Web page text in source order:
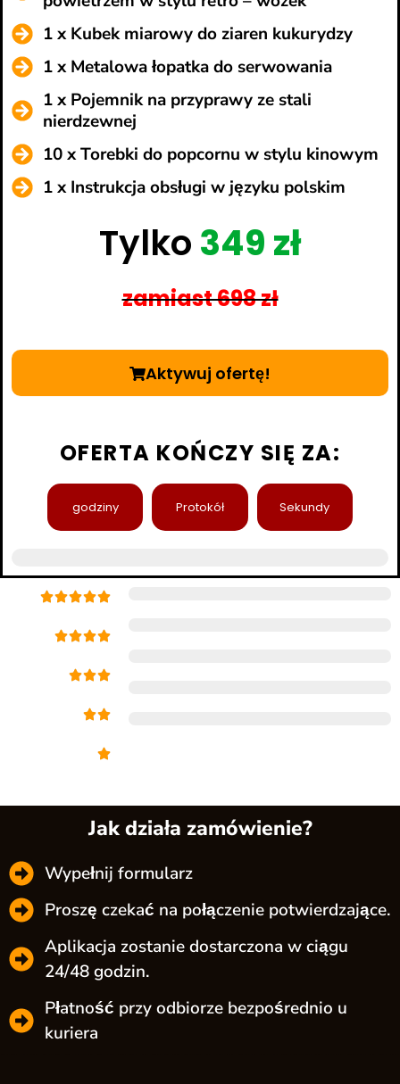
1 x Kubek miarowy do ziaren kukurydzy
1 x Metalowa łopatka do serwowania
1 x Pojemnik na przyprawy ze stali
nierdzewnej
10 x Torebki do popcornu w stylu kinowym
1 x Instrukcja obsługi w języku polskim
Tylko 349 zł
zamiast 698 zł
Aktywuj ofertę!
OFERTA KOŃCZY SIĘ ZA:
godziny Protokół Sekundy
Jak działa zamówienie?
Wypełnij formularz
Proszę czekać na połączenie potwierdzające.
Aplikacja zostanie dostarczona w ciągu
24/48 godzin.
Płatność przy odbiorze bezpośrednio u
kuriera